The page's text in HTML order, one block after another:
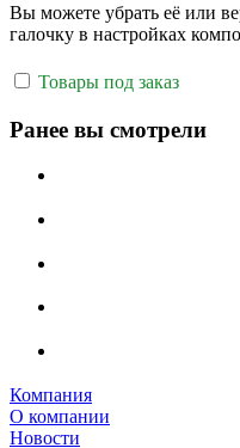
Вы можете убрать её или
галочку в настройках
Товары под заказ
Ранее вы смотрели
Компания
О компании
Новости